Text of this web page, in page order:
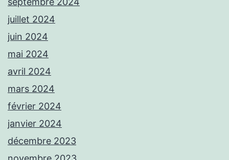
juillet 2024
juin 2024
mai 2024
avril 2024
mars 2024
février 2024
janvier 2024
décembre 2023